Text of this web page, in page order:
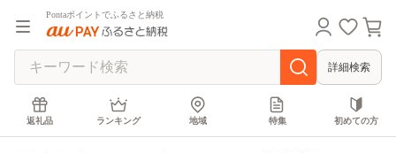
Pontaポイントでふるさと納税
詳細検索
返礼品 ランキング 地域 特集 初めての方